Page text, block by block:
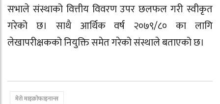
सभाले संस्थाको वित्तीय विवरण उपर छलफल गरी स्वीकृत
गरेको छ। साथै आर्थिक वर्ष २०७९/८० का लागि
लेखापरीक्षकको नियुक्ति समेत गरेको संस्थाले बताएको छ।
मेरो माइक्रोफाइनान्स